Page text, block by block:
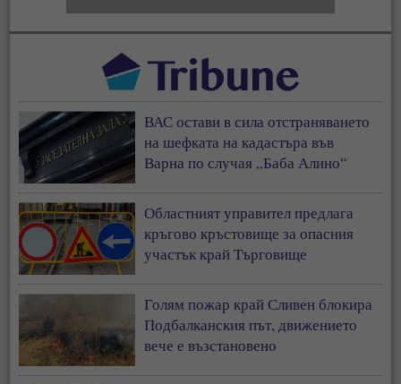
ВАС остави в сила отстраняването
на шефката на кадастъра във
Варна по случая „Баба Алино“
Областният управител предлага
кръгово кръстовище за опасния
участък край Търговище
Голям пожар край Сливен блокира
Подбалканския път, движението
вече е възстановено